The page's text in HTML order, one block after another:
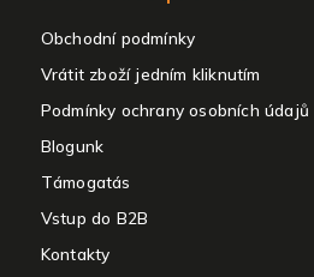
Obchodní podmínky
Vrátit zboží jedním kliknutím
Podmínky ochrany osobních údajů
Blogunk
Támogatás
Vstup do B2B
Kontakty